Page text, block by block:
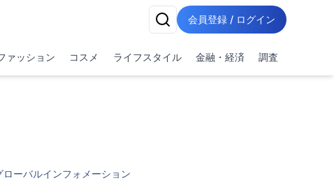
会員登録 / ログイン
ァッション コスメ ライフスタイル 金融・経済 調査
ローバルインフォメーション